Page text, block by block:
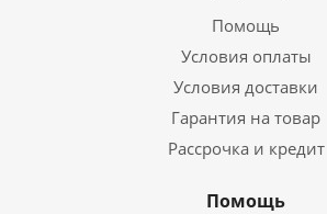
Помощь
Условия оплаты
Условия доставки
Гарантия на товар
Рассрочка и кредит
Помощь